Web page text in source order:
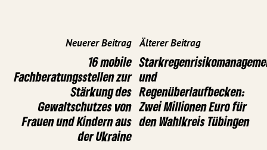
Neuerer Beitrag
16 mobile
Fachberatungsstellen zur
Stärkung des
Gewaltschutzes von
Frauen und Kindern aus
der Ukraine
Älterer Beitrag
und
Regenüberlaufbecken:
Zwei Millionen Euro für
den Wahlkreis Tübingen